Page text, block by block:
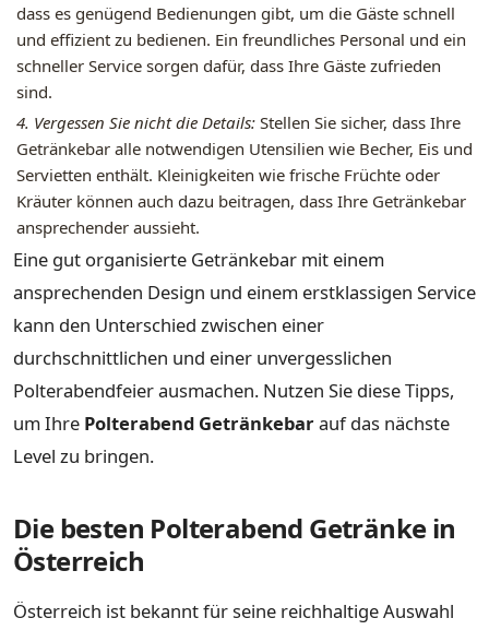
dass es genügend Bedienungen gibt, um die Gäste schnell
und effizient zu bedienen. Ein freundliches Personal und ein
schneller Service sorgen dafür, dass Ihre Gäste zufrieden
sind.
4. Vergessen Sie nicht die Details: Stellen Sie sicher, dass Ihre
Getränkebar alle notwendigen Utensilien wie Becher, Eis und
Servietten enthält. Kleinigkeiten wie frische Früchte oder
Kräuter können auch dazu beitragen, dass Ihre Getränkebar
ansprechender aussieht.
Eine gut organisierte Getränkebar mit einem
ansprechenden Design und einem erstklassigen Service
kann den Unterschied zwischen einer
durchschnittlichen und einer unvergesslichen
Polterabendfeier ausmachen. Nutzen Sie diese Tipps,
um Ihre Polterabend Getränkebarauf das nächste
Level zu bringen.
Die besten Polterabend Getränke in
Österreich
Österreich ist bekannt für seine reichhaltige Auswahl